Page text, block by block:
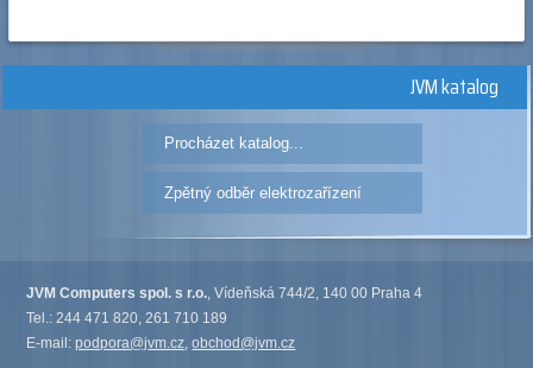
JVM katalog
Procházet katalog...
Zpětný odběr elektrozařízení
JVM Computers spol. s r.o., Vídeňská 744/2, 140 00 Praha 4
Tel.: 244 471 820, 261 710 189
E-mail:podpora@jvm.cz,obchod@jvm.cz